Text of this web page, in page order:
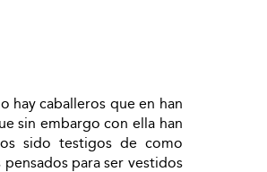
hay caballeros que en han
sin embargo con ella han
sido testigos de como
para ser vestidos